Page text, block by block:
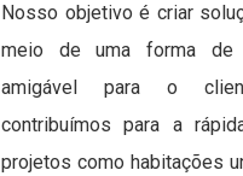
Nosso objetivo é criar
meio de uma forma de
amigável para o
contribuímos para a
projetos como habitações